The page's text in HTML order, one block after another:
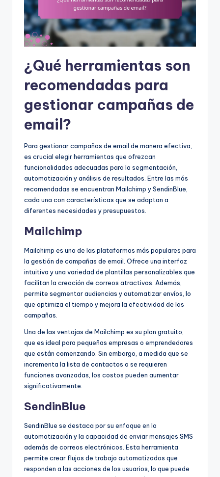
¿Qué herramientas son
recomendadas para
gestionar campañas de
email?
Para gestionar campañas de email de manera efectiva,
es crucial elegir herramientas que ofrezcan
funcionalidades adecuadas para la segmentación,
automatización y análisis de resultados. Entre las más
recomendadas se encuentran Mailchimp y SendinBlue,
cada una con características que se adaptan a
diferentes necesidades y presupuestos.
Mailchimp
Mailchimp es una de las plataformas más populares para
la gestión de campañas de email. Ofrece una interfaz
intuitiva y una variedad de plantillas personalizables que
facilitan la creación de correos atractivos. Además,
permite segmentar audiencias y automatizar envíos, lo
que optimiza el tiempo y mejora la efectividad de las
campañas.
Una de las ventajas de Mailchimp es su plan gratuito,
que es ideal para pequeñas empresas o emprendedores
que están comenzando. Sin embargo, a medida que se
incrementa la lista de contactos o se requieren
funciones avanzadas, los costos pueden aumentar
significativamente.
SendinBlue
SendinBlue se destaca por su enfoque en la
automatización y la capacidad de enviar mensajes SMS
además de correos electrónicos. Esta herramienta
permite crear flujos de trabajo automatizados que
responden a las acciones de los usuarios, lo que puede